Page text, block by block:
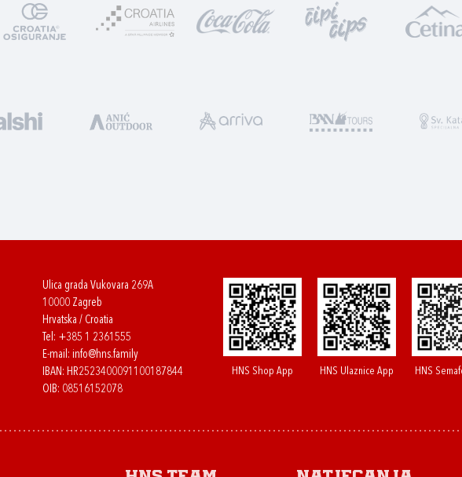
Ulica grada Vukovara 269A
10000 Zagreb
Hrvatska / Croatia
Tel: +385 1 2361555
E-mail: info@hns.family
IBAN: HR2523400091100187844
OIB: 08516152078
HNS Shop App HNS Ulaznice App HNS